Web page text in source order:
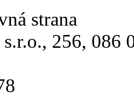
strana
256, 086